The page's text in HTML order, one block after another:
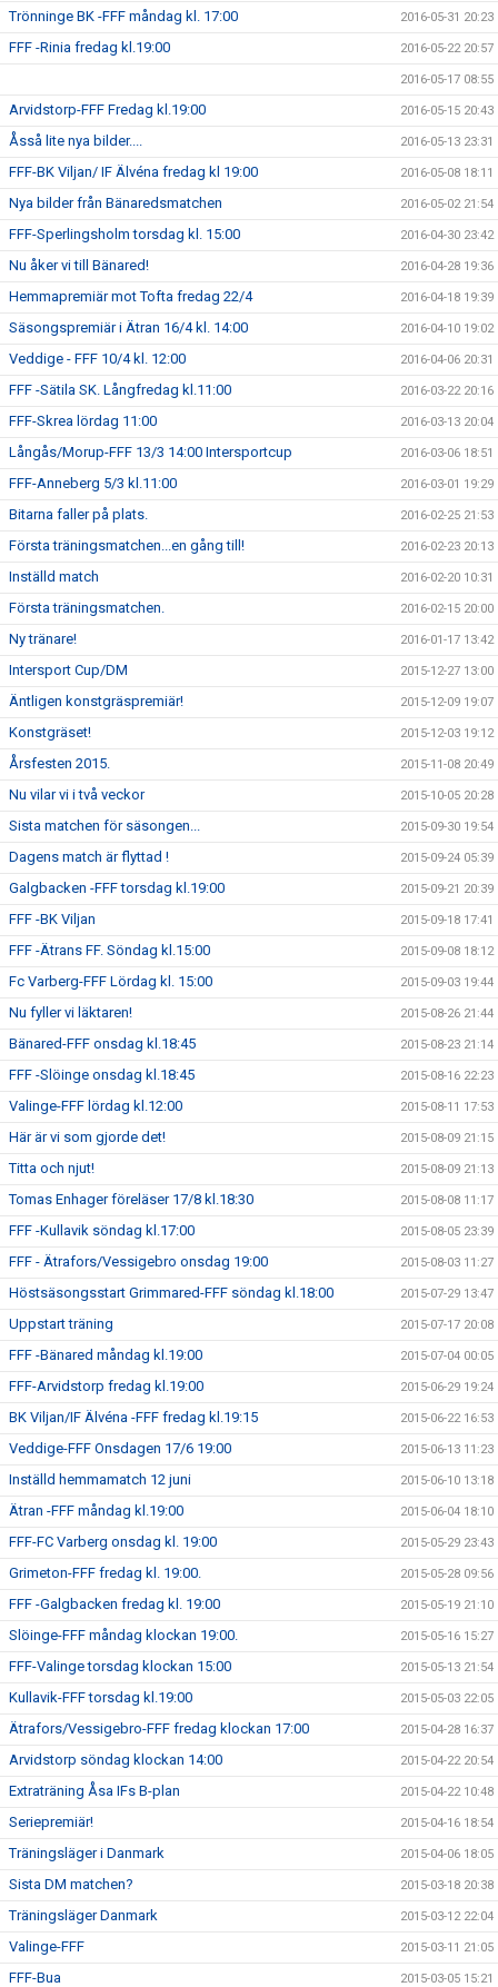
Trönninge BK -FFF måndag kl. 17:00 2016-05-31 20:23
FFF -Rinia fredag kl.19:00 2016-05-22 20:57
2016-05-17 08:55
Arvidstorp-FFF Fredag kl.19:00 2016-05-15 20:43
Åsså lite nya bilder.... 2016-05-13 23:31
FFF-BK Viljan/ IF Älvéna fredag kl 19:00 2016-05-08 18:11
Nya bilder från Bänaredsmatchen 2016-05-02 21:54
FFF-Sperlingsholm torsdag kl. 15:00 2016-04-30 23:42
Nu åker vi till Bänared! 2016-04-28 19:36
Hemmapremiär mot Tofta fredag 22/4 2016-04-18 19:39
Säsongspremiär i Ätran 16/4 kl. 14:00 2016-04-10 19:02
Veddige - FFF 10/4 kl. 12:00 2016-04-06 20:31
FFF -Sätila SK. Långfredag kl.11:00 2016-03-22 20:16
FFF-Skrea lördag 11:00 2016-03-13 20:04
Långås/Morup-FFF 13/3 14:00 Intersportcup 2016-03-06 18:51
FFF-Anneberg 5/3 kl.11:00 2016-03-01 19:29
Bitarna faller på plats. 2016-02-25 21:53
Första träningsmatchen...en gång till! 2016-02-23 20:13
Inställd match 2016-02-20 10:31
Första träningsmatchen. 2016-02-15 20:00
Ny tränare! 2016-01-17 13:42
Intersport Cup/DM 2015-12-27 13:00
Äntligen konstgräspremiär! 2015-12-09 19:07
Konstgräset! 2015-12-03 19:12
Årsfesten 2015. 2015-11-08 20:49
Nu vilar vi i två veckor 2015-10-05 20:28
Sista matchen för säsongen... 2015-09-30 19:54
Dagens match är flyttad ! 2015-09-24 05:39
Galgbacken -FFF torsdag kl.19:00 2015-09-21 20:39
FFF -BK Viljan 2015-09-18 17:41
FFF -Ätrans FF. Söndag kl.15:00 2015-09-08 18:12
Fc Varberg-FFF Lördag kl. 15:00 2015-09-03 19:44
Nu fyller vi läktaren! 2015-08-26 21:44
Bänared-FFF onsdag kl.18:45 2015-08-23 21:14
FFF -Slöinge onsdag kl.18:45 2015-08-16 22:23
Valinge-FFF lördag kl.12:00 2015-08-11 17:53
Här är vi som gjorde det! 2015-08-09 21:15
Titta och njut! 2015-08-09 21:13
Tomas Enhager föreläser 17/8 kl.18:30 2015-08-08 11:17
FFF -Kullavik söndag kl.17:00 2015-08-05 23:39
FFF - Ätrafors/Vessigebro onsdag 19:00 2015-08-03 11:27
Höstsäsongsstart Grimmared-FFF söndag kl.18:00 2015-07-29 13:47
Uppstart träning 2015-07-17 20:08
FFF -Bänared måndag kl.19:00 2015-07-04 00:05
FFF-Arvidstorp fredag kl.19:00 2015-06-29 19:24
BK Viljan/IF Älvéna -FFF fredag kl.19:15 2015-06-22 16:53
Veddige-FFF Onsdagen 17/6 19:00 2015-06-13 11:23
Inställd hemmamatch 12 juni 2015-06-10 13:18
Ätran -FFF måndag kl.19:00 2015-06-04 18:10
FFF-FC Varberg onsdag kl. 19:00 2015-05-29 23:43
Grimeton-FFF fredag kl. 19:00. 2015-05-28 09:56
FFF -Galgbacken fredag kl. 19:00 2015-05-19 21:10
Slöinge-FFF måndag klockan 19:00. 2015-05-16 15:27
FFF-Valinge torsdag klockan 15:00 2015-05-13 21:54
Kullavik-FFF torsdag kl.19:00 2015-05-03 22:05
Ätrafors/Vessigebro-FFF fredag klockan 17:00 2015-04-28 16:37
Arvidstorp söndag klockan 14:00 2015-04-22 20:54
Extraträning Åsa IFs B-plan 2015-04-22 10:48
Seriepremiär! 2015-04-16 18:54
Träningsläger i Danmark 2015-04-06 18:05
Sista DM matchen? 2015-03-18 20:38
Träningsläger Danmark 2015-03-12 22:04
Valinge-FFF 2015-03-11 21:05
FFF-Bua 2015-03-05 15:21